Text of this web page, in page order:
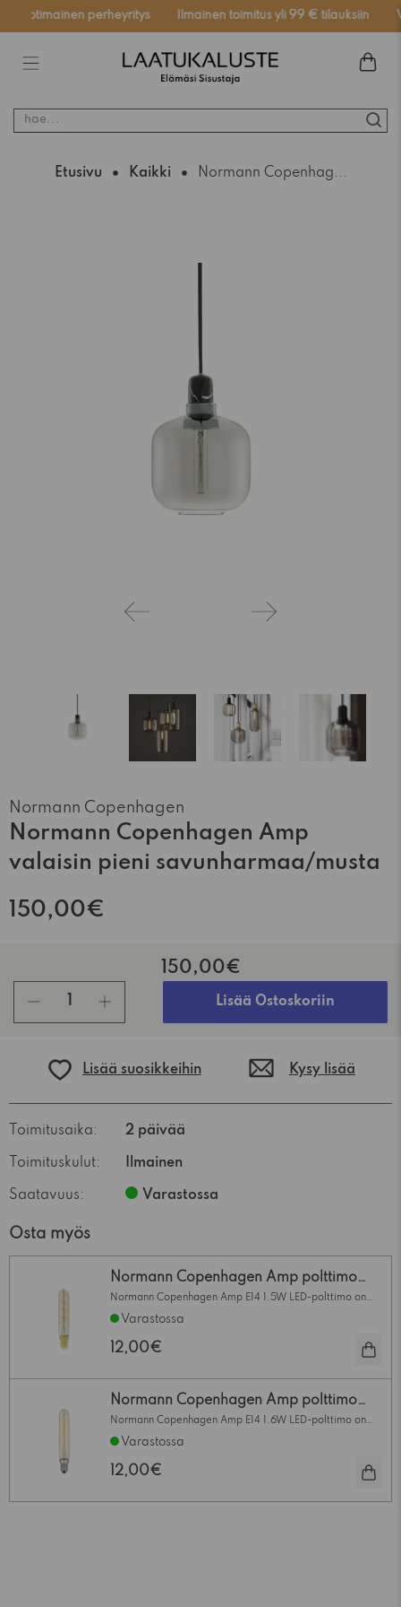
Kotimainen perheyritys Ilmainen toimitus yli 99 € tilauksiin
hae...
Etusivu Kaikki Normann Copenhag...
Normann Copenhagen
Normann Copenhagen Amp
valaisin pieni savunharmaa/musta
150,00€
150,00€
Lisää Ostoskoriin
Lisää suosikkeihin Kysy lisää
Toimitusaika: 2 päivää
Toimituskulut: Ilmainen
Saatavuus: Varastossa
Osta myös
Normann Copenhagen Amp polttimo
Spiral 1.5W LED
Normann Copenhagen Amp E14 1.5W LED-polttimo on
suunniteltu eritysesti Amp -sarjan pöytä- ja
riippuvalaisimiin. Polttimo sopii myös kaikkiin E14
kantaisiin riippu- ja pöytävalaisimiin. Polttimon sisällä
kiertää tunnelmallisesti valaiseva LED-spiraali.
Varastossa
12,00€
Normann Copenhagen Amp polttimo
1.6W LED
Normann Copenhagen Amp E14 1.6W LED-polttimo on
suunniteltu eritysesti Amp -sarjan pöytä- ja
riippuvalaisimiin. Polttimo sopii myös kaikkiin E14
kantaisiin riippu- ja pöytävalaisimiin. Ei ole
himmennettävä.
Varastossa
12,00€